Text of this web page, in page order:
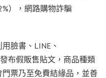
），網路購物詐騙
臉書、LINE、
布假販售貼文，商品種類
票乃至免費結緣品，並善